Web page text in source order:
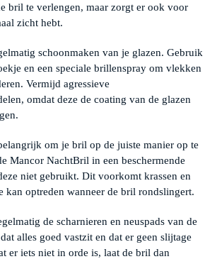
bril te verlengen, maar zorgt er ook voor
zicht hebt.
schoonmaken van je glazen. Gebruik
en een speciale brillenspray om vlekken
Vermijd agressieve
omdat deze de coating van de glazen
om je bril op de juiste manier op te
Mancor NachtBril in een beschermende
niet gebruikt. Dit voorkomt krassen en
kan optreden wanneer de bril rondslingert.
de scharnieren en neuspads van de
alles goed vastzit en dat er geen slijtage
er iets niet in orde is, laat de bril dan